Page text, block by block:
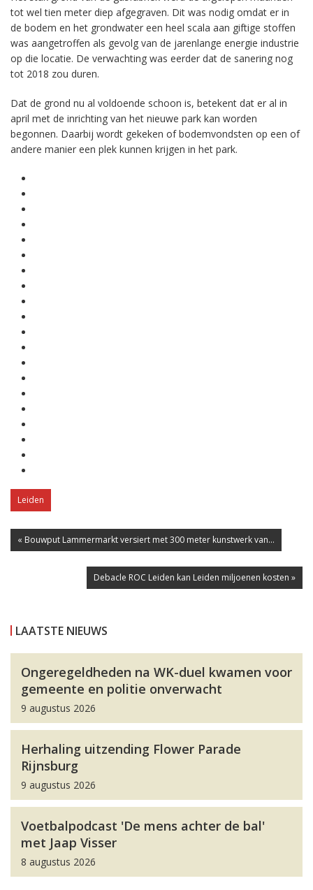
tot wel tien meter diep afgegraven. Dit was nodig omdat er in
de bodem en het grondwater een heel scala aan giftige stoffen
was aangetroffen als gevolg van de jarenlange energie industrie
op die locatie. De verwachting was eerder dat de sanering nog
tot 2018 zou duren.
Dat de grond nu al voldoende schoon is, betekent dat er al in
april met de inrichting van het nieuwe park kan worden
begonnen. Daarbij wordt gekeken of bodemvondsten op een of
andere manier een plek kunnen krijgen in het park.
Leiden
« Bouwput Lammermarkt versiert met 300 meter kunstwerk van...
Debacle ROC Leiden kan Leiden miljoenen kosten »
LAATSTE NIEUWS
Ongeregeldheden na WK-duel kwamen voor
gemeente en politie onverwacht
9 augustus 2026
Herhaling uitzending Flower Parade
Rijnsburg
9 augustus 2026
Voetbalpodcast 'De mens achter de bal'
met Jaap Visser
8 augustus 2026